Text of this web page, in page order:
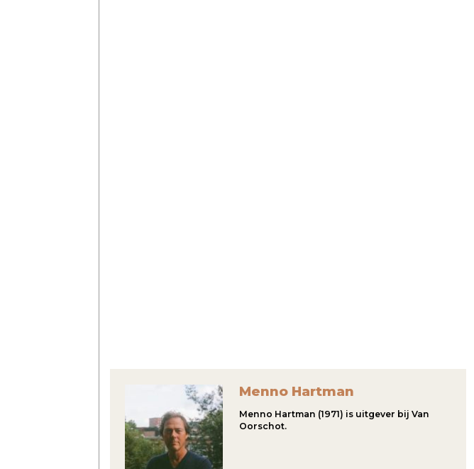
Menno Hartman
Menno Hartman (1971) is uitgever bij Van
Oorschot.